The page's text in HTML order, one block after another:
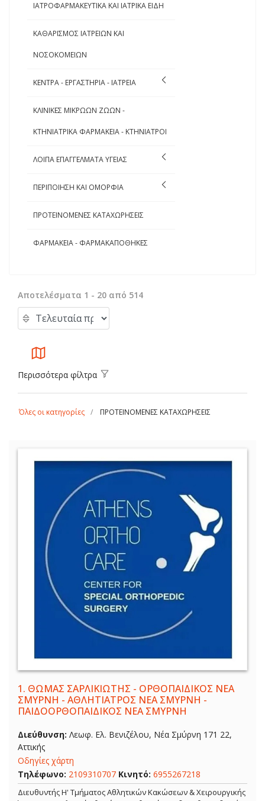
ΙΑΤΡΟΦΑΡΜΑΚΕΥΤΙΚΑ ΚΑΙ ΙΑΤΡΙΚΑ ΕΙΔΗ
ΚΑΘΑΡΙΣΜΟΣ ΙΑΤΡΕΙΩΝ ΚΑΙ
ΝΟΣΟΚΟΜΕΙΩΝ
ΚΕΝΤΡΑ - ΕΡΓΑΣΤΗΡΙΑ - ΙΑΤΡΕΙΑ
ΚΛΙΝΙΚΕΣ ΜΙΚΡΩΩΝ ΖΩΩΝ -
ΚΤΗΝΙΑΤΡΙΚΑ ΦΑΡΜΑΚΕΙΑ - ΚΤΗΝΙΑΤΡΟΙ
ΛΟΙΠΑ ΕΠΑΓΓΕΛΜΑΤΑ ΥΓΕΙΑΣ
ΠΕΡΙΠΟΙΗΣΗ ΚΑΙ ΟΜΟΡΦΙΑ
ΠΡΟΤΕΙΝΟΜΕΝΕΣ ΚΑΤΑΧΩΡΗΣΕΙΣ
ΦΑΡΜΑΚΕΙΑ - ΦΑΡΜΑΚΑΠΟΘΗΚΕΣ
Αποτελέσματα 1 - 20 από 514
Περισσότερα φίλτρα
Όλες οι κατηγορίες ΠΡΟΤΕΙΝΟΜΕΝΕΣ ΚΑΤΑΧΩΡΗΣΕΙΣ
1. ΘΩΜΑΣ ΣΑΡΛΙΚΙΩΤΗΣ - ΟΡΘΟΠΑΙΔΙΚΟΣ ΝΕΑ
ΣΜΥΡΝΗ - ΑΘΛΗΤΙΑΤΡΟΣ ΝΕΑ ΣΜΥΡΝΗ -
ΠΑΙΔΟΟΡΘΟΠΑΙΔΙΚΟΣ ΝΕΑ ΣΜΥΡΝΗ
Διεύθυνση: Λεωφ. Ελ. Βενιζέλου, Νέα Σμύρνη 171 22,
Αττικής
Οδηγίες χάρτη
Τηλέφωνο: 2109310707 Κινητό: 6955267218
Διευθυντής Η' Τμήματος Αθλητικών Κακώσεων & Χειρουργικής